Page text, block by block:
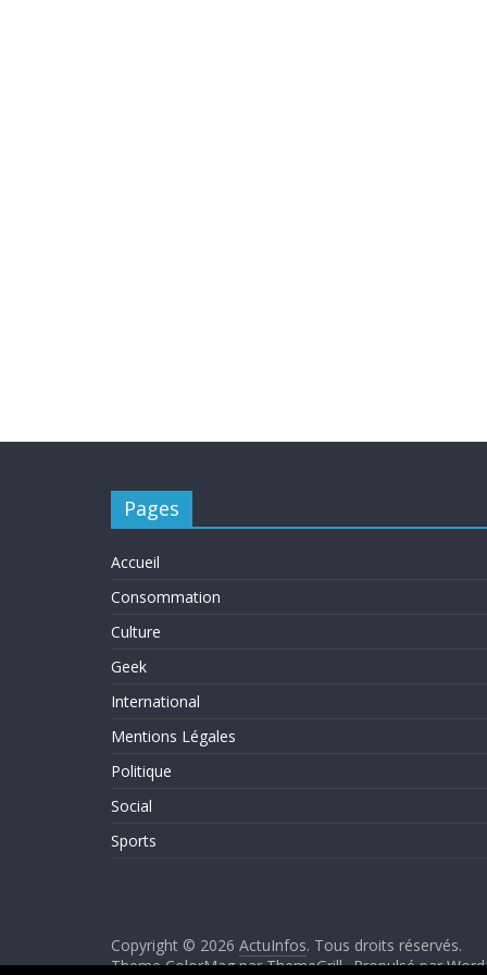
Pages
Accueil
Consommation
Culture
Geek
International
Mentions Légales
Politique
Social
Sports
Copyright © 2026 ActuInfos. Tous droits réservés.
Theme ColorMag parThemeGrill.. Propulsé par